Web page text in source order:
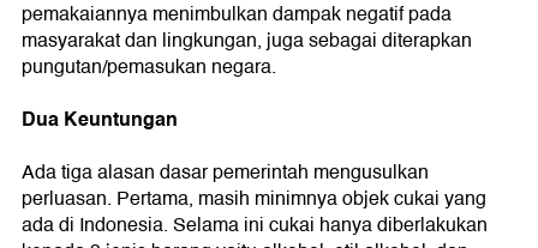
pemakaiannya menimbulkan dampak negatif pada
masyarakat dan lingkungan, juga sebagai diterapkan
pungutan/pemasukan negara.
Dua Keuntungan
Ada tiga alasan dasar pemerintah mengusulkan
perluasan. Pertama, masih minimnya objek cukai yang
ada di Indonesia. Selama ini cukai hanya diberlakukan